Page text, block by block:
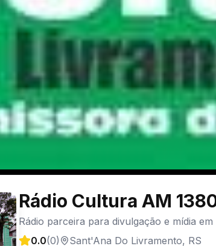
Rádio Cultura AM
Rádio parceira para divulgação e mídia em
0.0(0) Sant'Ana Do Livramento, RS